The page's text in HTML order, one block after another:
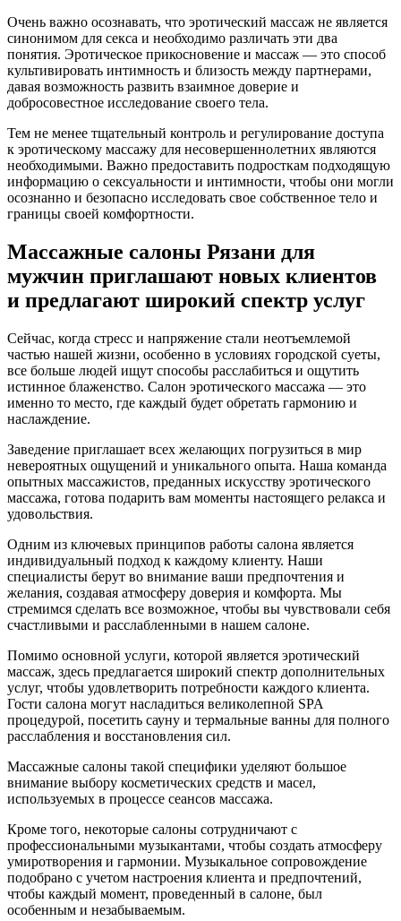
Очень важно осознавать, что эротический массаж не является
синонимом для секса и необходимо различать эти два
понятия. Эротическое прикосновение и массаж — это способ
культивировать интимность и близость между партнерами,
давая возможность развить взаимное доверие и
добросовестное исследование своего тела.
Тем не менее тщательный контроль и регулирование доступа
к эротическому массажу для несовершеннолетних являются
необходимыми. Важно предоставить подросткам подходящую
информацию о сексуальности и интимности, чтобы они могли
осознанно и безопасно исследовать свое собственное тело и
границы своей комфортности.
Массажные салоны Рязани для
мужчин приглашают новых клиентов
и предлагают широкий спектр услуг
Сейчас, когда стресс и напряжение стали неотъемлемой
частью нашей жизни, особенно в условиях городской суеты,
все больше людей ищут способы расслабиться и ощутить
истинное блаженство. Салон эротического массажа — это
именно то место, где каждый будет обретать гармонию и
наслаждение.
Заведение приглашает всех желающих погрузиться в мир
невероятных ощущений и уникального опыта. Наша команда
опытных массажистов, преданных искусству эротического
массажа, готова подарить вам моменты настоящего релакса и
удовольствия.
Одним из ключевых принципов работы салона является
индивидуальный подход к каждому клиенту. Наши
специалисты берут во внимание ваши предпочтения и
желания, создавая атмосферу доверия и комфорта. Мы
стремимся сделать все возможное, чтобы вы чувствовали себя
счастливыми и расслабленными в нашем салоне.
Помимо основной услуги, которой является эротический
массаж, здесь предлагается широкий спектр дополнительных
услуг, чтобы удовлетворить потребности каждого клиента.
Гости салона могут насладиться великолепной SPA
процедурой, посетить сауну и термальные ванны для полного
расслабления и восстановления сил.
Массажные салоны такой специфики уделяют большое
внимание выбору косметических средств и масел,
используемых в процессе сеансов массажа.
Кроме того, некоторые салоны сотрудничают с
профессиональными музыкантами, чтобы создать атмосферу
умиротворения и гармонии. Музыкальное сопровождение
подобрано с учетом настроения клиента и предпочтений,
чтобы каждый момент, проведенный в салоне, был
особенным и незабываемым.